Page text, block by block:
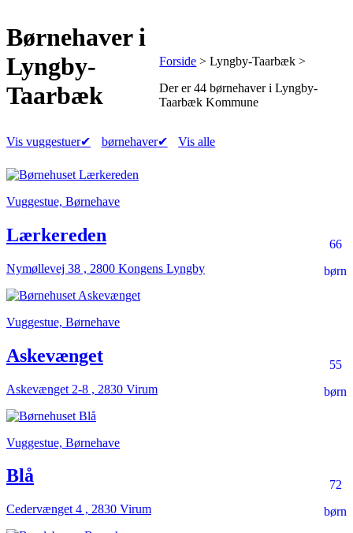
Børnehaveri
Lyngby-
Taarbæk
Vis vuggestuer✔ børnehaver✔ Vis alle
Forside > Lyngby-Taarbæk >
Der er44 børnehaveri Lyngby-
Taarbæk Kommune
Vuggestue, Børnehave
66
børn
Lærkereden
Nymøllevej 38 , 2800 Kongens Lyngby
Vuggestue, Børnehave
55
børn
Askevænget
Askevænget 2-8 , 2830 Virum
Vuggestue, Børnehave
72
børn
Blå
Cedervænget 4 , 2830 Virum